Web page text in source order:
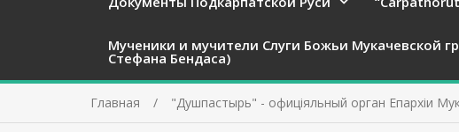
Мученики и мучители Слуги Божьи Мукачевской
Стефана Бендаса)
Главная "Душпастырь" - офиціяльный орган Епархіи